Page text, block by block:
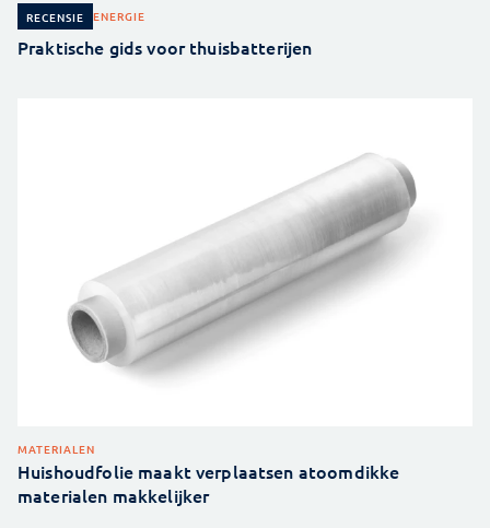
RECENSIE ENERGIE
Praktische gids voor thuisbatterijen
MATERIALEN
Huishoudfolie maakt verplaatsen atoomdikke
materialen makkelijker